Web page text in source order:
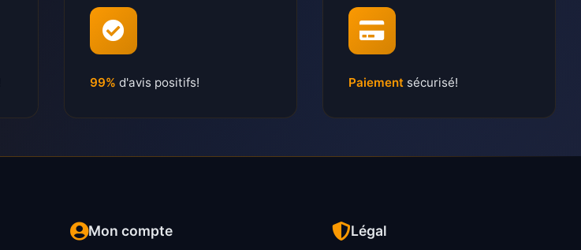
99% d'avis positifs! Paiement sécurisé!
Mon compte Légal